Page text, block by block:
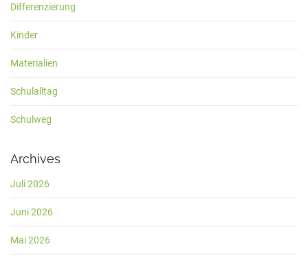
Differenzierung
Kinder
Materialien
Schulalltag
Schulweg
Archives
Juli 2026
Juni 2026
Mai 2026